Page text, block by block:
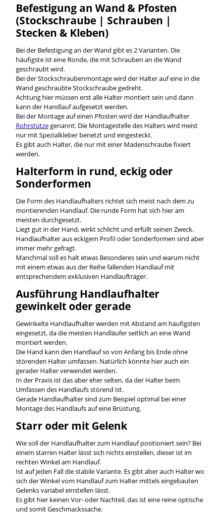
Befestigung an Wand & Pfosten
(Stockschraube | Schrauben |
Stecken & Kleben)
Bei der Befestigung an der Wand gibt es 2 Varianten. Die
häufigste ist eine Ronde, die mit Schrauben an die Wand
geschraubt wird.
Bei der Stockschraubenmontage wird der Halter auf eine in die
Wand geschraubte Stockschraube gedreht.
Achtung hier müssen erst alle Halter montiert sein und dann
kann der Handlauf aufgesetzt werden.
Bei der Montage auf einen Pfosten wird der Handlaufhalter
Rohrstützegenannt. Die Montagestelle des Halters wird meist
nur mit Spezialkleber benetzt und eingesteckt.
Es gibt auch Halter, die nur mit einer Madenschraube fixiert
werden.
Halterform in rund, eckig oder
Sonderformen
Die Form des Handlaufhalters richtet sich meist nach dem zu
montierenden Handlauf. Die runde Form hat sich hier am
meisten durchgesetzt.
Liegt gut in der Hand, wirkt schlicht und erfüllt seinen Zweck.
Handlaufhalter aus eckigem Profil oder Sonderformen sind aber
immer mehr gefragt.
Manchmal soll es halt etwas Besonderes sein und warum nicht
mit einem etwas aus der Reihe fallenden Handlauf mit
entsprechendem exklusiven Handlaufträger.
Ausführung Handlaufhalter
gewinkelt oder gerade
Gewinkelte Handlaufhalter werden mit Abstand am häufigsten
eingesetzt, da die meisten Handläufer seitlich an eine Wand
montiert werden.
Die Hand kann den Handlauf so von Anfang bis Ende ohne
störenden Halter umfassen. Natürlich könnte hier auch ein
gerader Halter verwendet werden.
In der Praxis ist das aber eher selten, da der Halter beim
Umfassen des Handlaufs störend ist.
Gerade Handlaufhalter sind zum Beispiel optimal bei einer
Montage des Handlaufs auf eine Brüstung.
Starr oder mit Gelenk
Wie soll der Handlaufhalter zum Handlauf positioniert sein? Bei
einem starren Halter lässt sich nichts einstellen, dieser ist im
rechten Winkel am Handlauf.
Ist auf jeden Fall die stabile Variante. Es gibt aber auch Halter wo
sich der Winkel vom Handlauf zum Halter mittels eingebauten
Gelenks variabel einstellen lässt.
Es gibt hier keinen Vor- oder Nachteil, das ist eine reine optische
und somit Geschmackssache.